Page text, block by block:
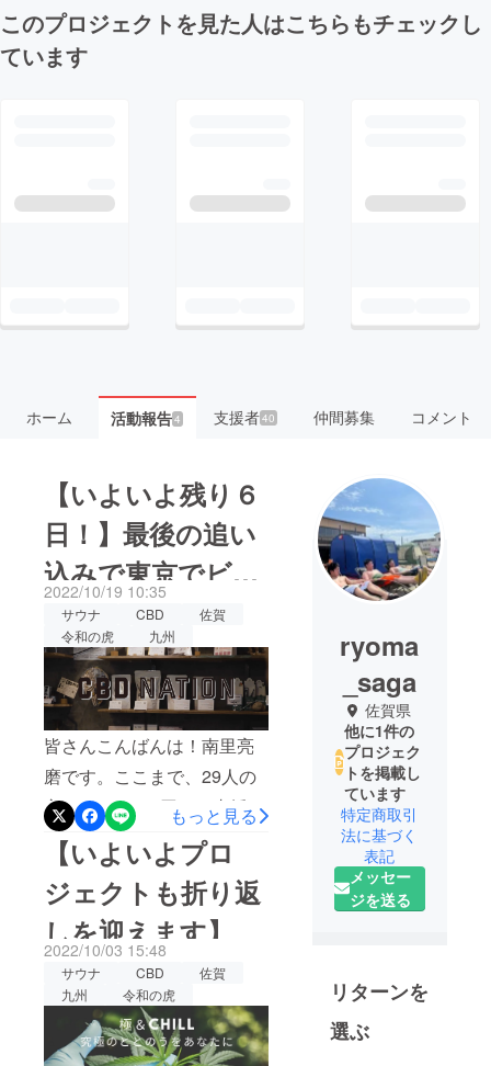
このプロジェクトを見た人はこちらもチェックし
ています
ホーム 活動報告4 支援者40 仲間募集 コメント
【いよいよ残り６
日！】最後の追い
込みで東京でビラ
配りします！
2022/10/19 10:35
サウナ CBD
佐賀
令和の虎
九州
皆さんこんばんは！南里亮
磨です。ここまで、29人の
方から188,400円のご支援を
頂いております。本当にあ
りがとうございます。クラ
ウドファンディングも、い
よいよ残り６日。ラストス
パートです！最後の追い込
みをかけるためにも、明日
から東京へ出向いて六本木
のCBD NATIONの前でビラ
もっと見る
【いよいよプロ
ジェクトも折り返
しを迎えます】
2022/10/03 15:48
サウナ CBD
佐賀
九州
令和の虎
ryoma
_saga
佐賀県
他に1件の
プロジェク
トを掲載し
ています
特定商取引
法に基づく
表記
メッセー
ジを送る
リターンを
選ぶ